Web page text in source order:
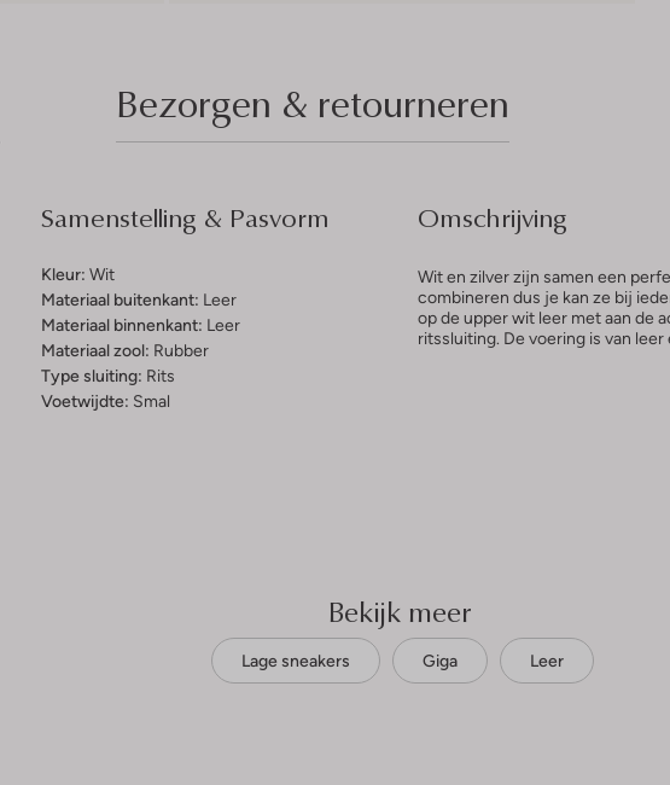
Bezorgen & retourneren
Samenstelling & Pasvorm
Kleur: Wit
Materiaal buitenkant: Leer
Materiaal binnenkant: Leer
Materiaal zool: Rubber
Type sluiting: Rits
Voetwijdte: Smal
Omschrijving
Wit en zilver zijn samen een
combineren dus je kan ze bij
op de upper wit leer met aan de
ritssluiting. De voering is van
Bekijk meer
Lage sneakers Giga Leer